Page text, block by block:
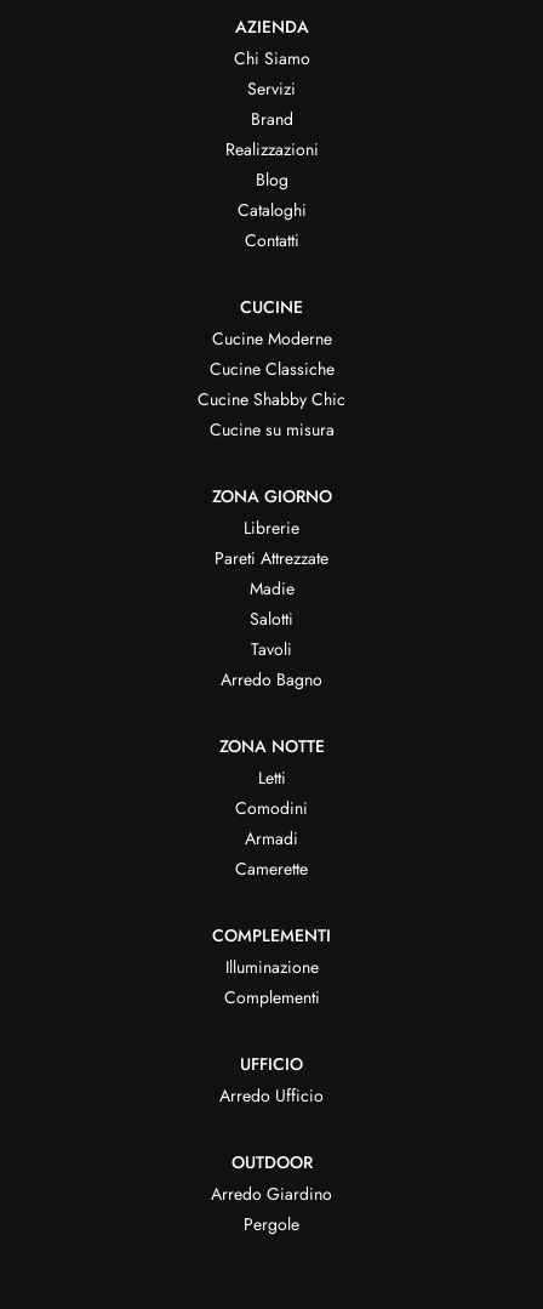
AZIENDA
Chi Siamo
Servizi
Brand
Realizzazioni
Blog
Cataloghi
Contatti
CUCINE
Cucine Moderne
Cucine Classiche
Cucine Shabby Chic
Cucine su misura
ZONA GIORNO
Librerie
Pareti Attrezzate
Madie
Salotti
Tavoli
Arredo Bagno
ZONA NOTTE
Letti
Comodini
Armadi
Camerette
COMPLEMENTI
Illuminazione
Complementi
UFFICIO
Arredo Ufficio
OUTDOOR
Arredo Giardino
Pergole